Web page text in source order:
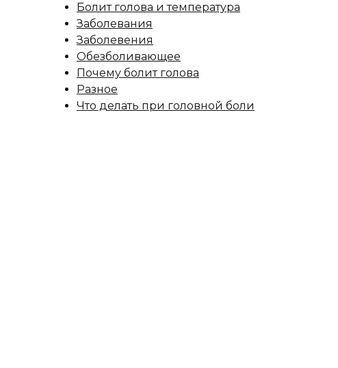
Болит голова и температура
Заболевания
Заболевения
Обезболивающее
Почему болит голова
Разное
Что делать при головной боли